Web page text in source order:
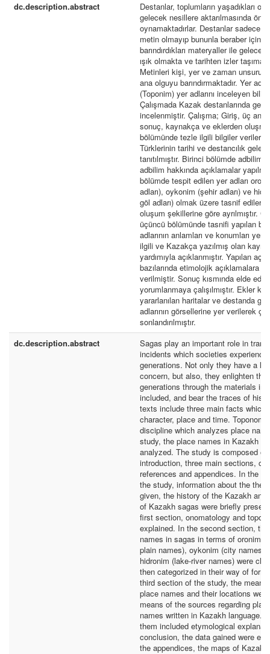
dc.description.abstract
Destanlar, toplumların yaşadıkları
gelecek nesillere aktarılmasında
oynamaktadırlar. Destanlar sadece
metin olmayıp bununla beraber içinde
barındırdıkları materyaller ile
ışık olmakta ve tarihten izler
Metinleri kişi, yer ve zaman unsuru
ana olguyu barındırmaktadır. Yer
(Toponim) yer adlarını inceleyen bilim
Çalışmada Kazak destanlarında
incelenmiştir. Çalışma; Giriş, üç ana
sonuç, kaynakça ve eklerden
bölümünde tezle ilgili bilgiler
Türklerinin tarihi ve destancılık
tanıtılmıştır. Birinci bölümde adbilim
adbilim hakkında açıklamalar
bölümde tespit edilen yer adları
adları), oykonim (şehir adları) ve
göl adları) olmak üzere tasnif
oluşum şekillerine göre ayrılmıştır.
üçüncü bölümünde tasnifi yapılan bu
adlarının anlamları ve konumları yer
ilgili ve Kazakça yazılmış olan
yardımıyla açıklanmıştır. Yapılan
bazılarında etimolojik açıklamalara
verilmiştir. Sonuç kısmında elde
yorumlanmaya çalışılmıştır. Ekler
yararlanılan haritalar ve destanda
adlarının görsellerine yer verilerek
sonlandırılmıştır.
dc.description.abstract
Sagas play an important role in
incidents which societies
generations. Not only they have a
concern, but also, they enlighten the
generations through the materials in
included, and bear the traces of
texts include three main facts which
character, place and time.
discipline which analyzes place
study, the place names in Kazakh
analyzed. The study is composed of
introduction, three main sections,
references and appendices. In the
the study, information about the
given, the history of the Kazakh and
of Kazakh sagas were briefly
first section, onomatology and
explained. In the second section,
names in sagas in terms of oronim
plain names), oykonim (city names)
hidronim (lake-river names) were
then categorized in their way of
third section of the study, the
place names and their locations
means of the sources regarding
names written in Kazakh language.
them included etymological
conclusion, the data gained were
the appendices, the maps of